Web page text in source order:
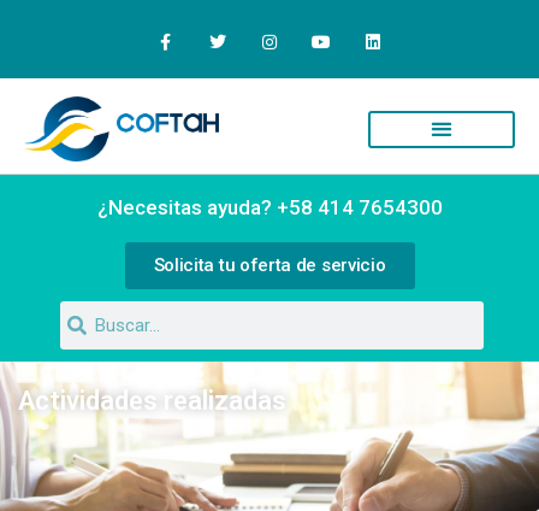
¿Necesitas ayuda? +58 414 7654300
Solicita tu oferta de servicio
Actividades realizadas